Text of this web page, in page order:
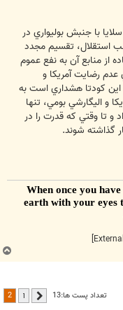
با جنبش بوليواري در
استقلال، تقسيم مجدد
از منابع آن به نفع عموم
رضايت آمريكا و
كودتا هشداري است به
و اليگارشي بومي، تنها
و تا وقتي كه قدرت را در
گذاشته شوند.
earth with your eyes
تعداد پست ها:13 قبلی 1
2